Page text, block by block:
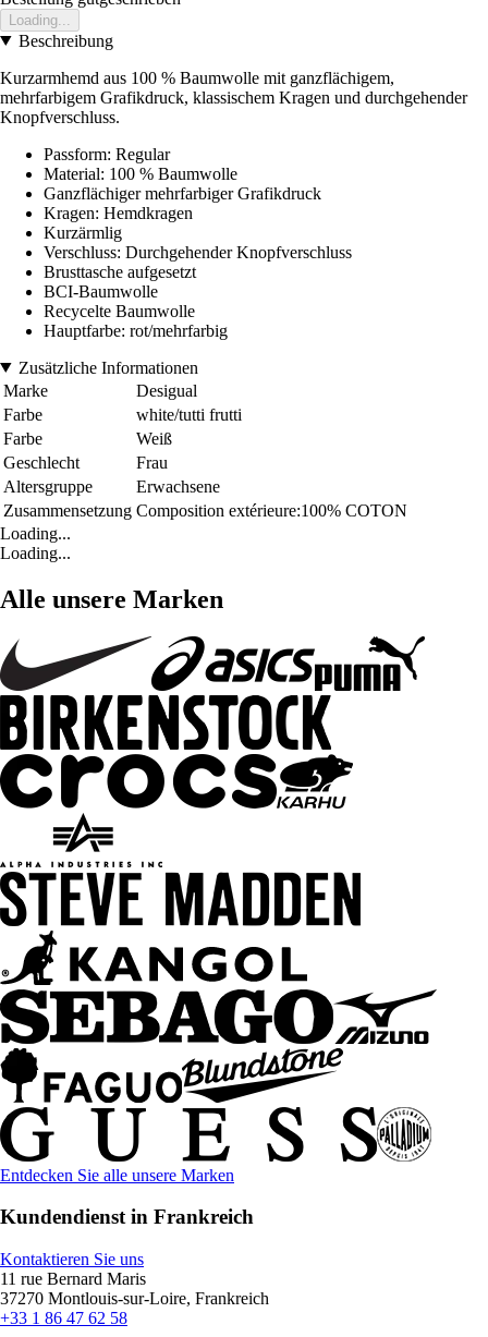
Loading...
Beschreibung
Kurzarmhemd aus 100 % Baumwolle mit ganzflächigem,
mehrfarbigem Grafikdruck, klassischem Kragen und durchgehender
Knopfverschluss.
Passform: Regular
Material: 100 % Baumwolle
Ganzflächiger mehrfarbiger Grafikdruck
Kragen: Hemdkragen
Kurzärmlig
Verschluss: Durchgehender Knopfverschluss
Brusttasche aufgesetzt
BCI-Baumwolle
Recycelte Baumwolle
Hauptfarbe: rot/mehrfarbig
Zusätzliche Informationen
Marke
Desigual
Farbe
white/tutti frutti
Farbe
Weiß
Geschlecht
Frau
Altersgruppe
Erwachsene
Zusammensetzung Composition extérieure:100% COTON
Loading...
Loading...
Alle unsere Marken
Entdecken Sie alle unsere Marken
Kundendienst in Frankreich
Kontaktieren Sie uns
11 rue Bernard Maris
37270 Montlouis-sur-Loire, Frankreich
+33 1 86 47 62 58